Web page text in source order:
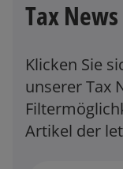
e
ö
ff
n
e
Tax News
Klicken Sie
unserer Tax
Artikel der
w